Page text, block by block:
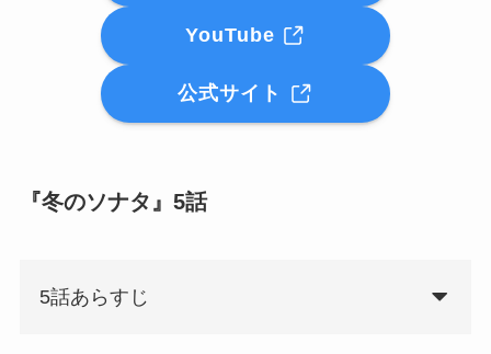
YouTube
公式サイト
『冬のソナタ』5話
5話あらすじ